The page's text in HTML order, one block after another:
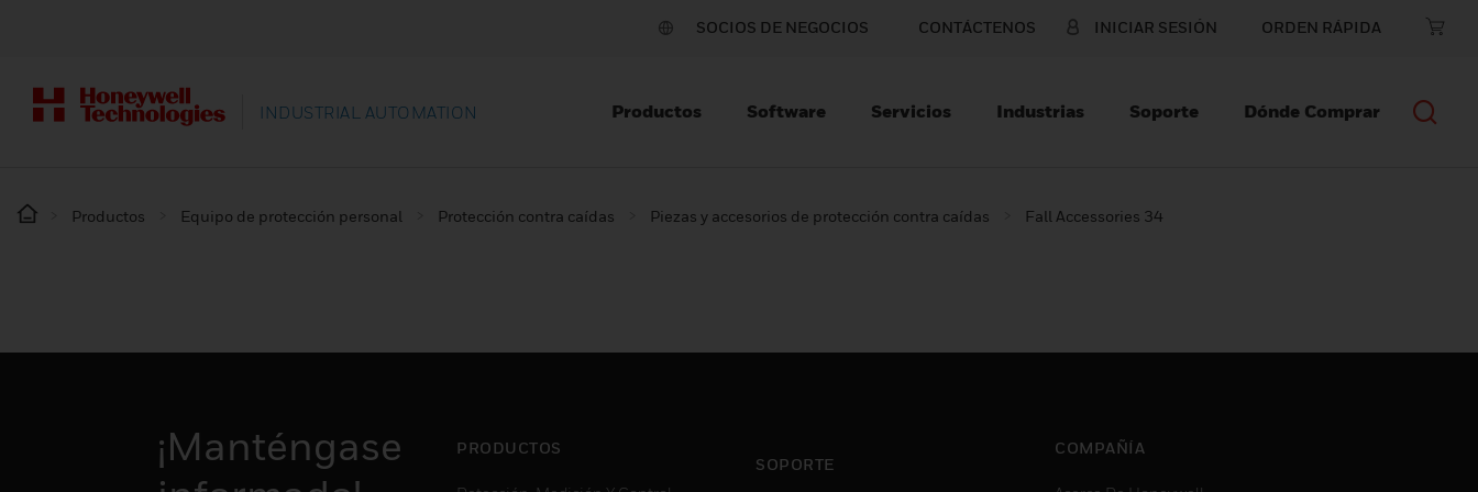
SOCIOS DE NEGOCIOS CONTÁCTENOS INICIAR SESIÓN ORDEN RÁPIDA
INDUSTRIAL AUTOMATION Productos Software Servicios Industrias Soporte Dónde Comprar
Productos Equipo de protección personal Protección contra caídas Piezas y accesorios de protección contra caídas Fall Accessories 34
¡Manténgase
PRODUCTOS
SOPORTE
COMPAÑÍA